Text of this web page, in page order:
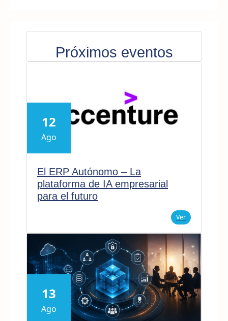
Próximos eventos
12
Ago
El ERP Autónomo – La
plataforma de IA empresarial
para el futuro
Ver
13
Ago